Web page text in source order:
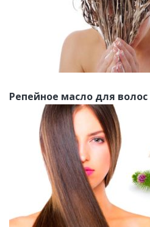
Репейное масло для волос